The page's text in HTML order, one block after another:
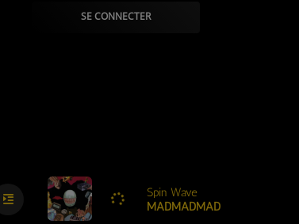
Spin Wave
MADMADMAD
SE CONNECTER